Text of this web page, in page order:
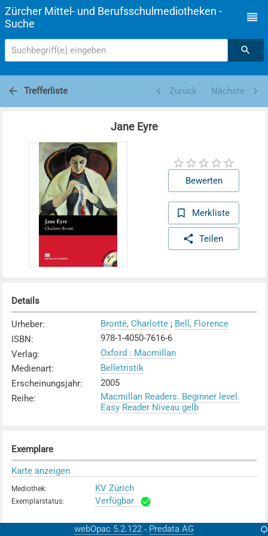
Zürcher Mittel- und Berufsschulmediotheken -
Suche
Suchbegriff(e) eingeben
Trefferliste Zurück Nächste
Jane Eyre
Bewerten
Merkliste
Teilen
Details
Urheber: Brontë, Charlotte; Bell, Florence
ISBN:
978-1-4050-7616-6
Verlag:
Oxford : Macmillan
Medienart:
Belletristik
Erscheinungsjahr:
2005
Reihe:
Macmillan Readers. Beginner level.
Easy Reader Niveau gelb
Exemplare
Karte anzeigen
Mediothek: KV Zürich
Exemplarstatus: Verfügbar
webOpac 5.2.122 - Predata AG